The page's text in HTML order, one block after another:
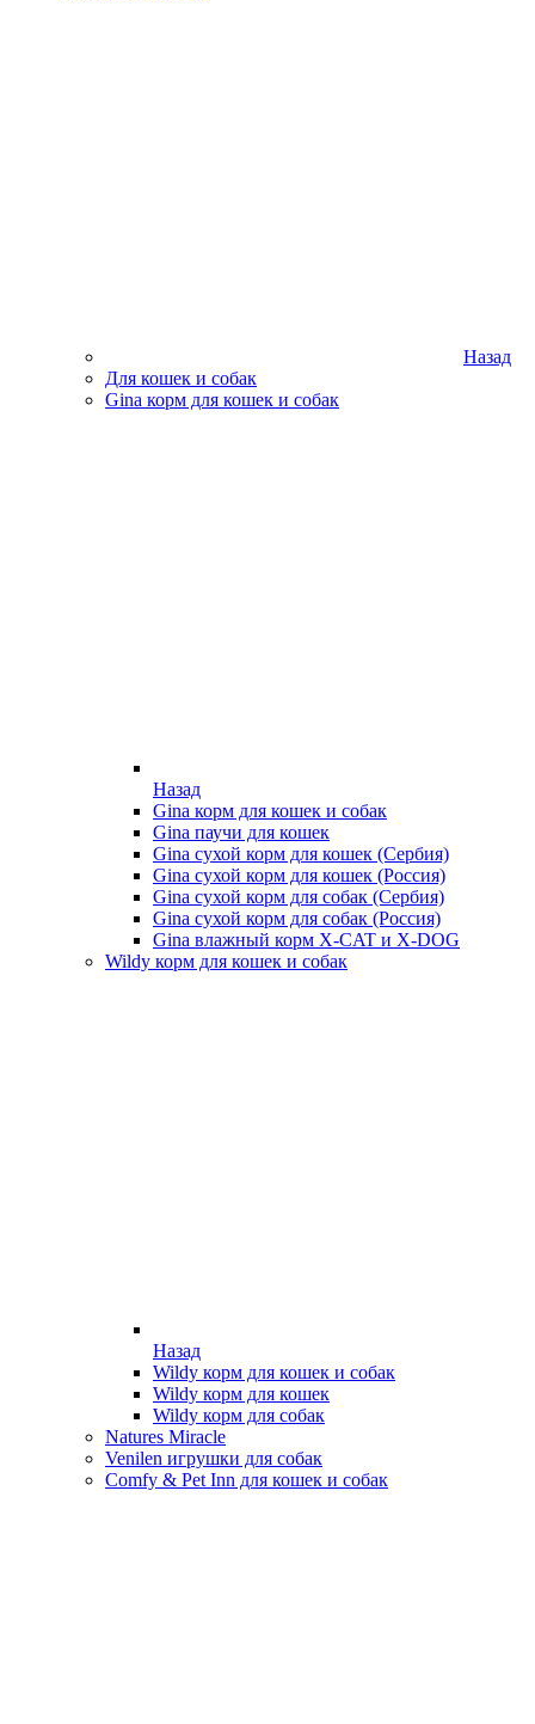
Назад
Для кошек и собак
Gina корм для кошек и собак
Назад
Gina корм для кошек и собак
Gina паучи для кошек
Gina сухой корм для кошек (Сербия)
Gina сухой корм для кошек (Россия)
Gina сухой корм для собак (Сербия)
Gina сухой корм для собак (Россия)
Gina влажный корм X-CAT и X-DOG
Wildy корм для кошек и собак
Назад
Wildy корм для кошек и собак
Wildy корм для кошек
Wildy корм для собак
Natures Miracle
Venilen игрушки для собак
Comfy & Pet Inn для кошек и собак